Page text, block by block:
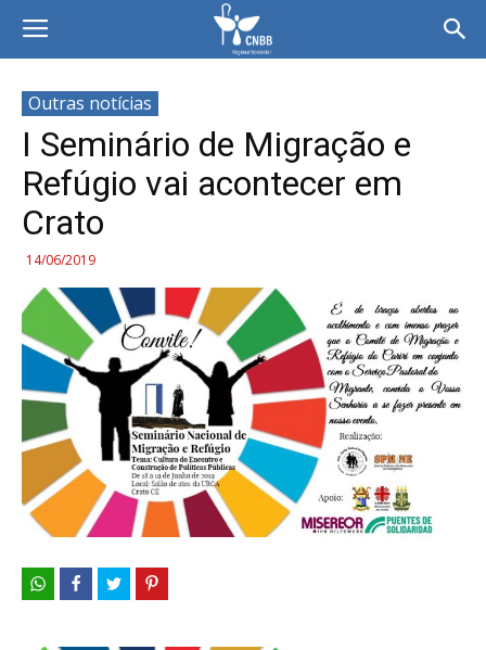
Outras notícias
I Seminário de Migração e
Refúgio vai acontecer em
Crato
14/06/2019